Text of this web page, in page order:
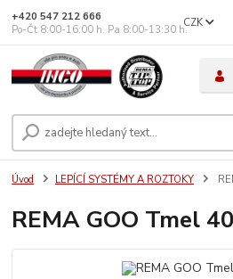
CZK
+420 547 212 666
Po-Čt 8:00-16:00 h. Pa 8:00-13:30 h.
Úvod LEPÍCÍ SYSTÉMY A ROZTOKY
REMA GOO Tmel